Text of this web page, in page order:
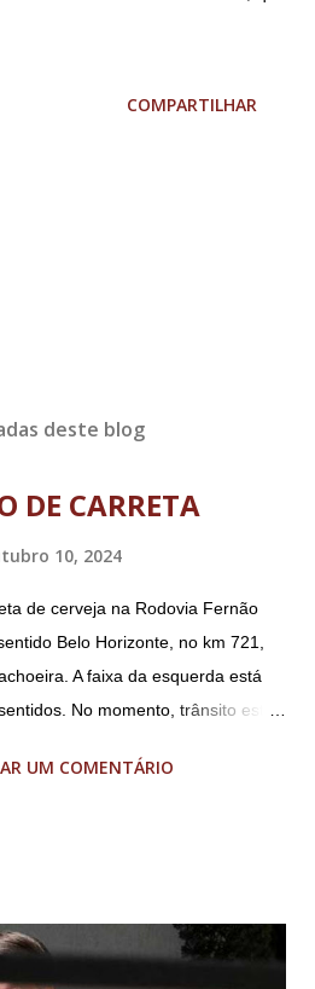
COMPARTILHAR
deste blog
DE CARRETA
10, 2024
de cerveja na Rodovia Fernão
Belo Horizonte, no km 721,
A faixa da esquerda está
No momento, trânsito está
*Por Sebastião Filho
UM COMENTÁRIO